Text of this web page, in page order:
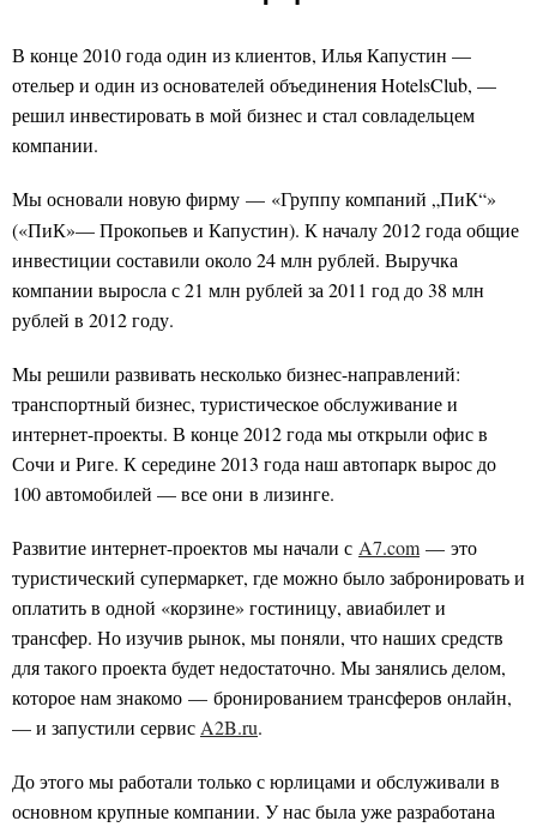
В конце 2010 года один из клиентов, Илья Капустин —
отельер и один из основателей объединения HotelsClub, —
решил инвестировать в мой бизнес и стал совладельцем
компании.
Мы основали новую фирму — «Группу компаний „ПиК“»
(«ПиК»— Прокопьев и Капустин). К началу 2012 года общие
инвестиции составили около 24 млн рублей. Выручка
компании выросла с 21 млн рублей за 2011 год до 38 млн
рублей в 2012 году.
Мы решили развивать несколько бизнес-направлений:
транспортный бизнес, туристическое обслуживание и
интернет-проекты. В конце 2012 года мы открыли офис в
Сочи и Риге. К середине 2013 года наш автопарк вырос до
100 автомобилей — все они в лизинге.
Развитие интернет-проектов мы начали с A7.com — это
туристический супермаркет, где можно было забронировать и
оплатить в одной «корзине» гостиницу, авиабилет и
трансфер. Но изучив рынок, мы поняли, что наших средств
для такого проекта будет недостаточно. Мы занялись делом,
которое нам знакомо — бронированием трансферов онлайн,
— и запустили сервисA2B.ru.
До этого мы работали только с юрлицами и обслуживали в
основном крупные компании. У нас была уже разработана